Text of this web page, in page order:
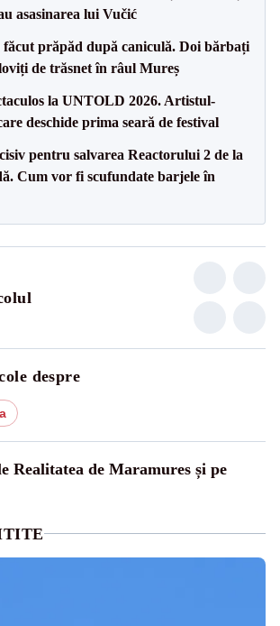
asasinarea lui Vučić
făcut prăpăd după caniculă. Doi bărbați
de trăsnet în râul Mureș
la UNTOLD 2026. Artistul-
deschide prima seară de festival
pentru salvarea Reactorului 2 de la
Cum vor fi scufundate barjele în
despre
Realitatea de Maramures și pe